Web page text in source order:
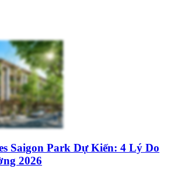
Saigon Park Dự Kiến: 4 Lý Do
2026